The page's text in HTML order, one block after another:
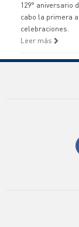
129° aniversario
cabo la primera
celebraciones.
Leer más